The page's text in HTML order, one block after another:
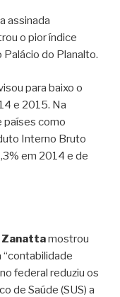
assinada
o pior índice
do Planalto.
para baixo o
e 2015. Na
países como
Interno Bruto
em 2014 e de
Zanattamostrou
federal reduziu os
de Saúde (SUS) a